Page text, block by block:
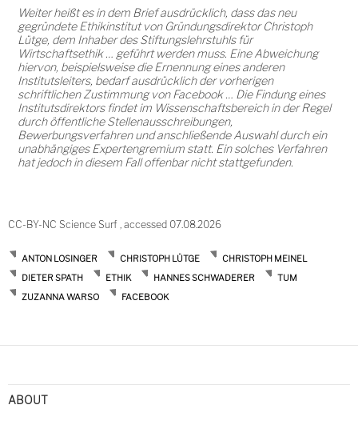
Weiter heißt es in dem Brief ausdrücklich, dass das neu
gegründete Ethikinstitut von Gründungsdirektor Christoph
Lütge, dem Inhaber des Stiftungslehrstuhls für
Wirtschaftsethik … geführt werden muss. Eine Abweichung
hiervon, beispielsweise die Ernennung eines anderen
Institutsleiters, bedarf ausdrücklich der vorherigen
schriftlichen Zustimmung von Facebook … Die Findung eines
Institutsdirektors findet im Wissenschaftsbereich in der Regel
durch öffentliche Stellenausschreibungen,
Bewerbungsverfahren und anschließende Auswahl durch ein
unabhängiges Expertengremium statt. Ein solches Verfahren
hat jedoch in diesem Fall offenbar nicht stattgefunden.
CC-BY-NC Science Surf , accessed 07.08.2026
ANTON LOSINGER CHRISTOPH LÜTGE
CHRISTOPH MEINEL
DIETER SPATH
ETHIK HANNES SCHWADERER
TUM
ZUZANNA WARSO
FACEBOOK
ABOUT